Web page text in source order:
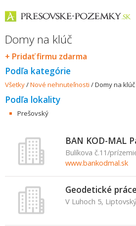
Domy na klúč
+ Pridať firmu zdarma
Podľa kategórie
Všetky/Nové nehnuteľnosti /Domy na klúč
Podľa lokality
Prešovský
BAN KOD-MAL
Bulíkova č.11/
www.bankodmal.sk
V Luhoch 5,